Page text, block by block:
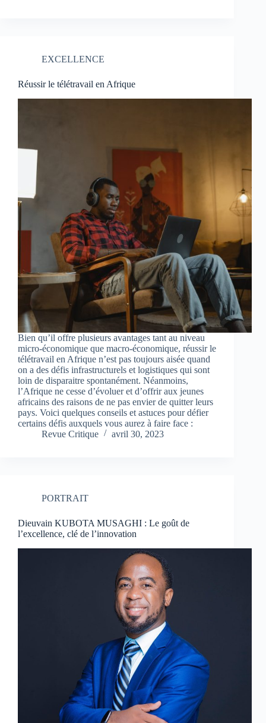
EXCELLENCE
Réussir le télétravail en Afrique
Bien qu’il offre plusieurs avantages tant au niveau
micro-économique que macro-économique, réussir le
télétravail en Afrique n’est pas toujours aisée quand
on a des défis infrastructurels et logistiques qui sont
loin de disparaitre spontanément. Néanmoins,
l’Afrique ne cesse d’évoluer et d’offrir aux jeunes
africains des raisons de ne pas envier de quitter leurs
pays. Voici quelques conseils et astuces pour défier
certains défis auxquels vous aurez à faire face :
Revue Critique
avril 30, 2023
PORTRAIT
Dieuvain KUBOTA MUSAGHI : Le goût de
l’excellence, clé de l’innovation